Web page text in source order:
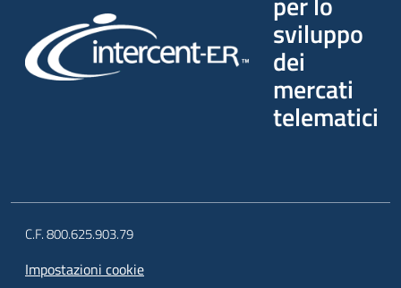
sviluppo
dei
mercati
telematici
C.F. 800.625.903.79
Impostazioni cookie